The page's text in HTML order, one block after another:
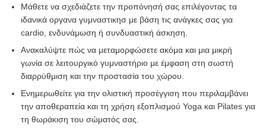
Μάθετε να σχεδιάζετε την προπόνησή σας επιλέγοντας τα
ιδανικά οργανα γυμναστικησ με βάση τις ανάγκες σας για
cardio, ενδυνάμωση ή συνδυαστική άσκηση.
Ανακαλύψτε πώς να μεταμορφώσετε ακόμα και μια μικρή
γωνία σε λειτουργικό γυμναστήριο με έμφαση στη σωστή
διαρρύθμιση και την προστασία του χώρου.
Ενημερωθείτε για την ολιστική προσέγγιση που περιλαμβάνει
την αποθεραπεία και τη χρήση εξοπλισμού Yoga και Pilates για
τη θωράκιση του σώματός σας.